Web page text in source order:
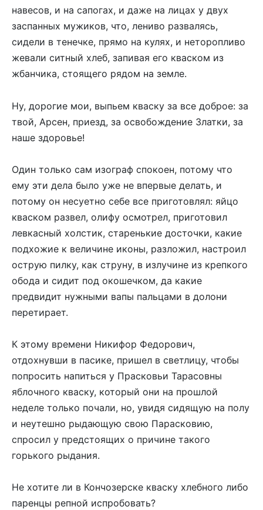
навесов, и на сапогах, и даже на лицах у двух
заспанных мужиков, что, лениво развалясь,
сидели в тенечке, прямо на кулях, и неторопливо
жевали ситный хлеб, запивая его кваском из
жбанчика, стоящего рядом на земле.
Ну, дорогие мои, выпьем кваску за все доброе: за
твой, Арсен, приезд, за освобождение Златки, за
наше здоровье!
Один только сам изограф спокоен, потому что
ему эти дела было уже не впервые делать, и
потому он несуетно себе все приготовлял: яйцо
кваском развел, олифу осмотрел, приготовил
левкасный холстик, старенькие досточки, какие
подхожие к величине иконы, разложил, настроил
острую пилку, как струну, в излучине из крепкого
обода и сидит под окошечком, да какие
предвидит нужными вапы пальцами в долони
перетирает.
К этому времени Никифор Федорович,
отдохнувши в пасике, пришел в светлицу, чтобы
попросить напиться у Прасковьи Тарасовны
яблочного кваску, который они на прошлой
неделе только почали, но, увидя сидящую на полу
и неутешно рыдающую свою Парасковию,
спросил у предстоящих о причине такого
горького рыдания.
Не хотите ли в Кончозерске кваску хлебного либо
паренцы репной испробовать?